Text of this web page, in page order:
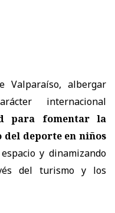
Valparaíso, albergar
internacional
para fomentar la
deporte en niños
y dinamizando
del turismo y los